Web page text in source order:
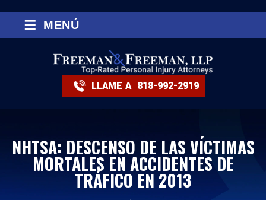
LLAME A 818-992-2919
≡ MENÚ
NHTSA: DESCENSO DE LAS VÍCTIMAS
MORTALES EN ACCIDENTES DE
TRÁFICO EN 2013